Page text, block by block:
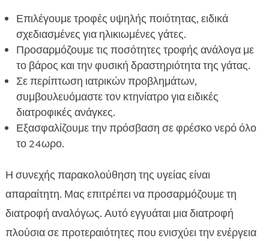
Επιλέγουμε τροφές υψηλής ποιότητας, ειδικά
σχεδιασμένες για ηλικιωμένες γάτες.
Προσαρμόζουμε τις ποσότητες τροφής ανάλογα με
το βάρος και την φυσική δραστηριότητα της γάτας.
Σε περίπτωση ιατρικών προβλημάτων,
συμβουλευόμαστε τον κτηνίατρο για ειδικές
διατροφικές ανάγκες.
Εξασφαλίζουμε την πρόσβαση σε φρέσκο νερό όλο
το 24ωρο.
Η συνεχής παρακολούθηση της υγείας είναι
απαραίτητη. Μας επιτρέπει να προσαρμόζουμε τη
διατροφή αναλόγως. Αυτό εγγυάται μια διατροφή
πλούσια σε προτεραιότητες που ενισχύει την ενέργεια